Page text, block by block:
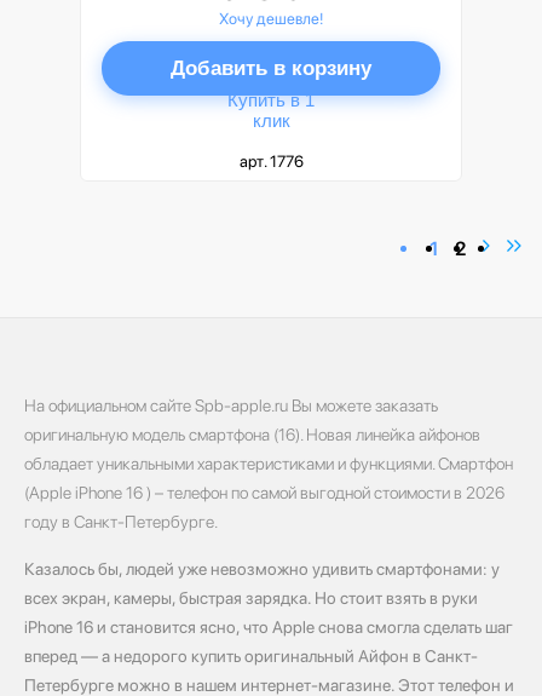
Хочу дешевле!
Добавить в корзину
Купить в 1
клик
арт. 1776
1 2
На официальном сайте Spb-apple.ru Вы можете заказать
оригинальную модель смартфона (16). Новая линейка айфонов
обладает уникальными характеристиками и функциями. Смартфон
(Apple iPhone 16 ) – телефон по самой выгодной стоимости в 2026
году в Санкт-Петербурге.
Казалось бы, людей уже невозможно удивить смартфонами: у
всех экран, камеры, быстрая зарядка. Но стоит взять в руки
iPhone 16 и становится ясно, что Apple снова смогла сделать шаг
вперед — а недорого купить оригинальный Айфон в Санкт-
Петербурге можно в нашем интернет-магазине. Этот телефон и